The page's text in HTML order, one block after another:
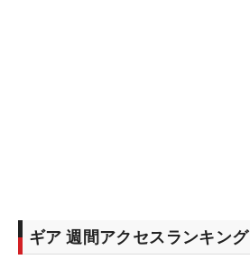
ギア 週間アクセスランキング